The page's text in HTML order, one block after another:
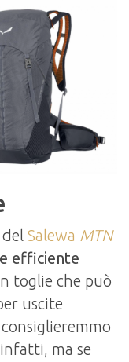
Salewa MTN
efficiente
toglie che può
uscite
ma se